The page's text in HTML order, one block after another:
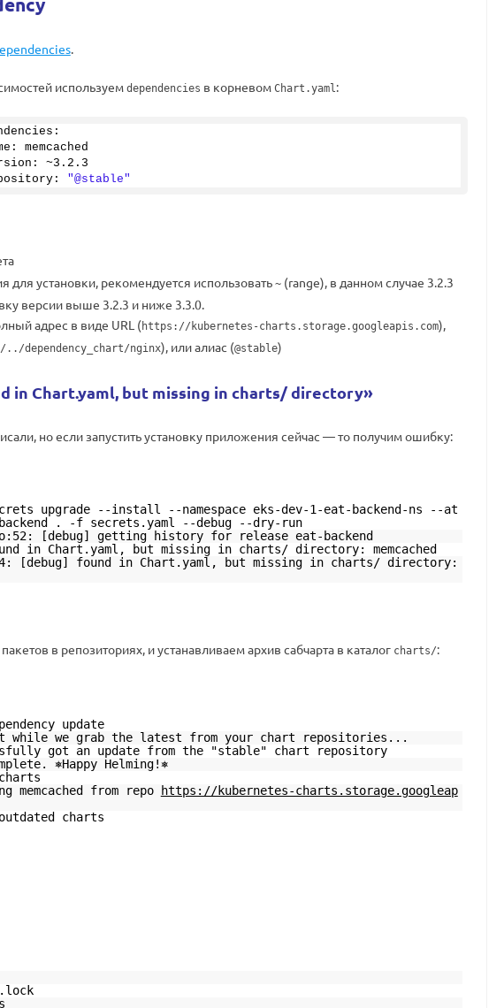
.
используем dependencies в корневом Chart.yaml:
memcached
~
3.2 . 3
"@stable"
для установки, рекомендуется использовать ~(range), в данном случае 3.2.3
версии выше 3.2.3 и ниже 3.3.0.
адрес в виде URL (https://kubernetes-charts.storage.googleapis.com),
dependency_chart/nginx), или алиас (@stable)
in Chart.yaml, but missing in charts/ directory»
но если запустить установку приложения сейчас — то получим ошибку:
upgrade --install --namespace eks-dev-1-eat-backend-ns --at
. -f secrets.yaml --debug --dry-run
[debug] getting history for release eat-backend
in Chart.yaml, but missing in charts/ directory: memcached
[debug] found in Chart.yaml, but missing in charts/ directory:
в репозиториях, и устанавливаем архив сабчарта в каталог charts/:
update
while we grab the latest from your chart repositories...
got an update from the "stable" chart repository
⎈Happy Helming!⎈
memcached from repo
https://kubernetes-charts.storage.googleap
charts